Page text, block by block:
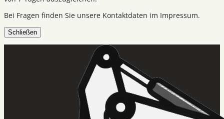
Bei Fragen finden Sie unsere Kontaktdaten im Impressum.
Schließen